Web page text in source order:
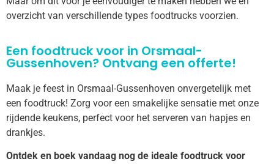
overzicht van verschillende types foodtrucks voorzien.
Een foodtruck voor in Orsmaal-
Gussenhoven? Ontvang een offerte!
Maak je feest in Orsmaal-Gussenhoven onvergetelijk met
een foodtruck! Zorg voor een smakelijke sensatie met onze
rijdende keukens, perfect voor het serveren van hapjes en
drankjes.
Ontdek en boek vandaag nog de ideale foodtruck voor